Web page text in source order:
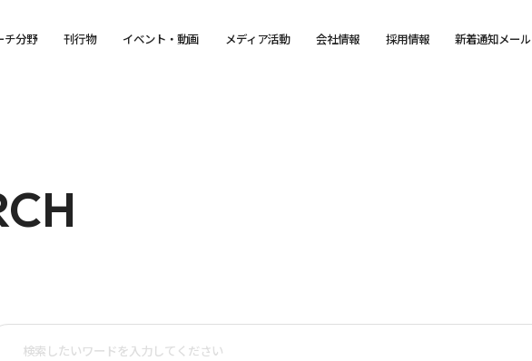
チ分野 刊行物 イベント・動画 メディア活動 会社情報 採用情報 新着通知メール